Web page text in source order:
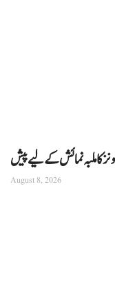
کا ملبہ نمائش کے لیے پیش
August 8, 2026